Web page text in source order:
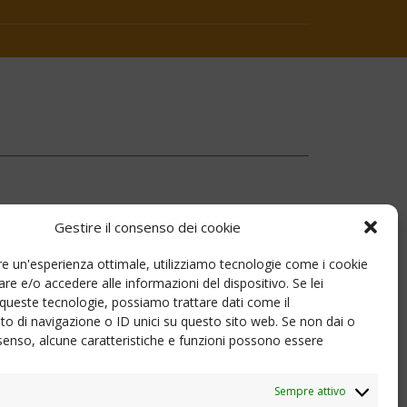
Gestire il consenso dei cookie
un'esperienza ottimale, utilizziamo tecnologie come i cookie
e/o accedere alle informazioni del dispositivo. Se lei
tecnologie, possiamo trattare dati come il
di navigazione o ID unici su questo sito web. Se non dai o
alcune caratteristiche e funzioni possono essere
Sempre attivo
settore e la pandemia Corona. Il CSV Alto
alcune novità che sono attualmente di
di consulenza, in modo che le attuali
in una rete ben funzionante di tutte le